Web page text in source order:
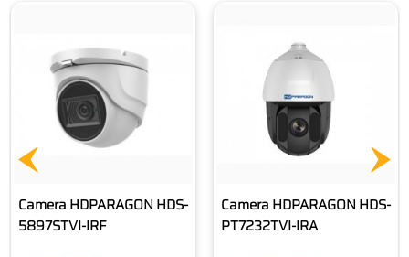
Camera HDPARAGON HDS-
PT7232TVI-IRA
Camera HDPARAGON HDS-
PT7225TVI-IRA